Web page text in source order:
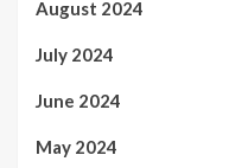
August 2024
July 2024
June 2024
May 2024